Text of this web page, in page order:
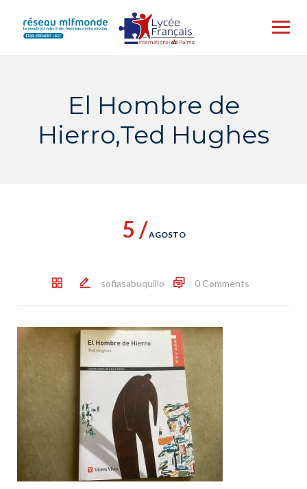
content
El Hombre de
Hierro,Ted Hughes
5 /AGOSTO
sofiasabuquillo 0 Comments